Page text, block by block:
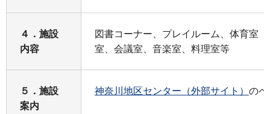
４．施設
内容
図書コーナー、プレイルーム、体育室
室、会議室、音楽室、料理室等
５．施設
案内
神奈川地区センター（外部サイト） の